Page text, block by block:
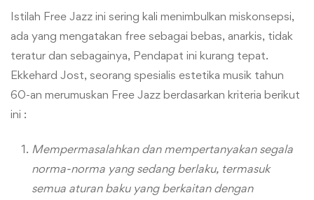
Istilah Free Jazz ini sering kali menimbulkan miskonsepsi,
ada yang mengatakan free sebagai bebas, anarkis, tidak
teratur dan sebagainya, Pendapat ini kurang tepat.
Ekkehard Jost, seorang spesialis estetika musik tahun
60-an merumuskan Free Jazz berdasarkan kriteria berikut
ini :
Mempermasalahkan dan mempertanyakan segala
norma-norma yang sedang berlaku, termasuk
semua aturan baku yang berkaitan dengan